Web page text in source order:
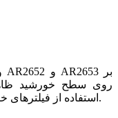
روی سطح خورشید
استفاده از فیلترهای خورشیدی مناسب می‌توانید آنها را رصد کنید.